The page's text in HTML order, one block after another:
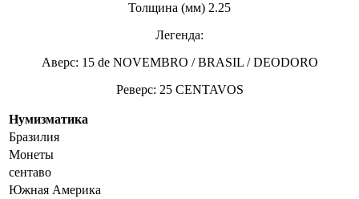
Толщина (мм) 2.25
Легенда:
Аверс: 15 de NOVEMBRO / BRASIL / DEODORO
Реверс: 25 CENTAVOS
Нумизматика
Бразилия
Монеты
сентаво
Южная Америка